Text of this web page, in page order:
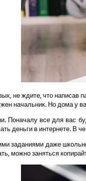
не ждите, что написав
начальник. Но дома у
Поначалу все для вас
деньги в интернете. В
заданиями даже
можно заняться